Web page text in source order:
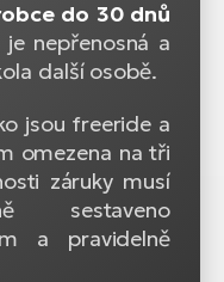
do 30 dnů
je nepřenosná a
další osobě.
jsou freeride a
omezena na tři
záruky musí
sestaveno
a pravidelně